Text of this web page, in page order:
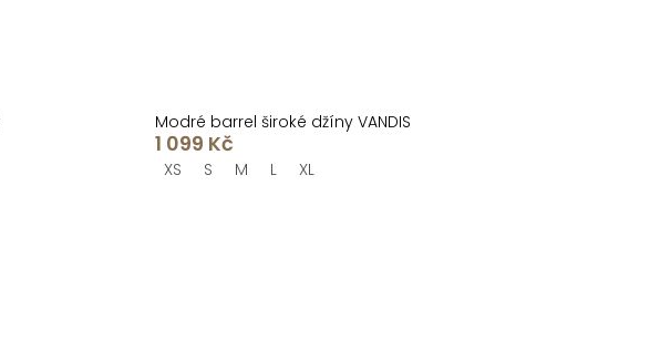
Modré barrel široké džíny VANDIS
1 099 Kč
XS S M L XL